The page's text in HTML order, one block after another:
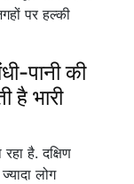
पर हल्की
पानी की
है भारी
है. दक्षिण
लोग